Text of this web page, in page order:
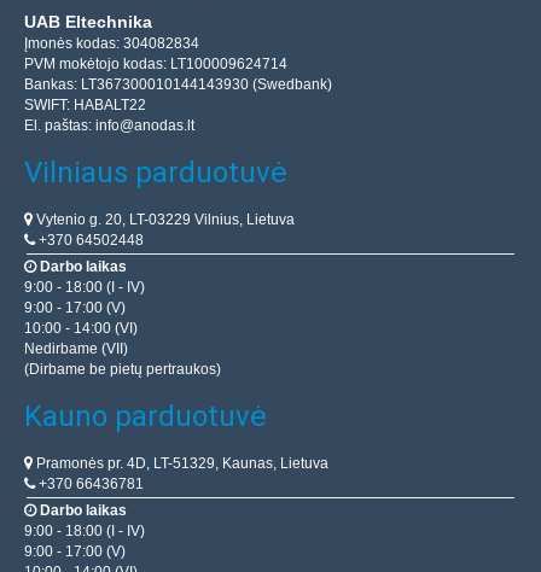
UAB Eltechnika
Įmonės kodas: 304082834
PVM mokėtojo kodas: LT100009624714
Bankas: LT367300010144143930 (Swedbank)
SWIFT: HABALT22
El. paštas: info@anodas.lt
Vilniaus parduotuvė
Vytenio g. 20, LT-03229 Vilnius, Lietuva
+370 64502448
Darbo laikas
9:00 - 18:00 (I - IV)
9:00 - 17:00 (V)
10:00 - 14:00 (VI)
Nedirbame (VII)
(Dirbame be pietų pertraukos)
Kauno parduotuvė
Pramonės pr. 4D, LT-51329, Kaunas, Lietuva
+370 66436781
Darbo laikas
9:00 - 18:00 (I - IV)
9:00 - 17:00 (V)